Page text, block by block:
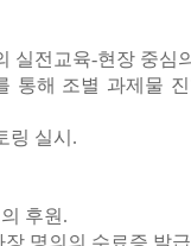
실전교육-현장 중심
통해 조별 과제물
링 실시.
후원.